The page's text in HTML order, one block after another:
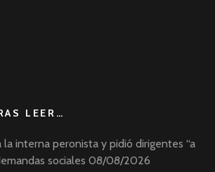
LEER…
interna peronista y pidió dirigentes “a
sociales 08/08/2026